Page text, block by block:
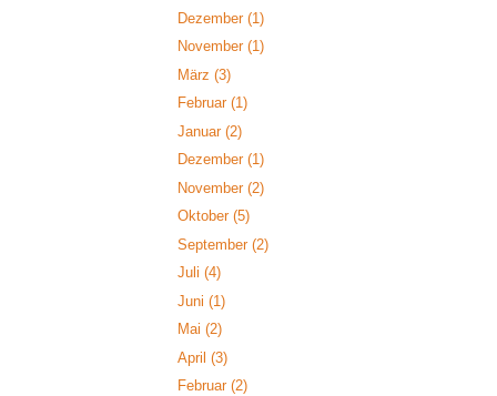
Dezember (1)
November (1)
März (3)
Februar (1)
Januar (2)
Dezember (1)
November (2)
Oktober (5)
September (2)
Juli (4)
Juni (1)
Mai (2)
April (3)
Februar (2)